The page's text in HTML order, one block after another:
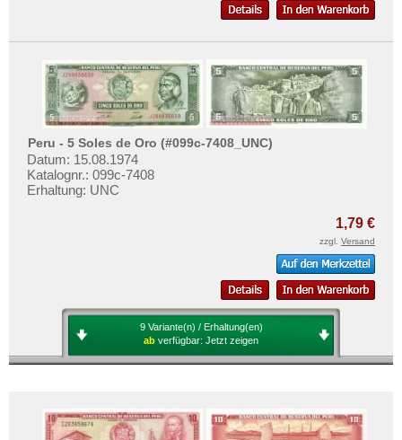
Peru - 5 Soles de Oro (#099c-7408_UNC)
Datum: 15.08.1974
Katalognr.: 099c-7408
Erhaltung: UNC
1,79 €
zzgl. Versand
9 Variante(n) / Erhaltung(en)
ab verfügbar: Jetzt zeigen